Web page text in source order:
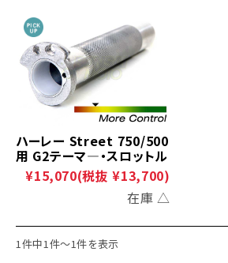
ハーレー Street 750/500
用 G2テーマ―・スロットル
¥15,070(税抜 ¥13,700)
在庫 △
1件中1件～1件を表示